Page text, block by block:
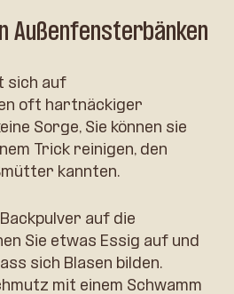
Außenfensterbänken
sich auf
oft hartnäckiger
Sorge, Sie können sie
Trick reinigen, den
kannten.
auf die
Sie etwas Essig auf und
sich Blasen bilden.
mit einem Schwamm